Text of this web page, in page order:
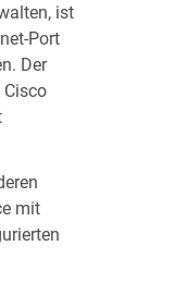
ist
Port
Der
mit